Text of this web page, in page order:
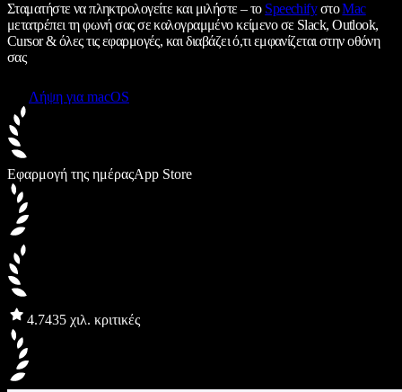
Σταματήστε να πληκτρολογείτε και μιλήστε – το SpeechifyστοMac
μετατρέπει τη φωνή σας σε καλογραμμένο κείμενο σε Slack, Outlook,
Cursor & όλες τις εφαρμογές, και διαβάζει ό,τι εμφανίζεται στην οθόνη
σας
Λήψη για macOS
Εφαρμογή της ημέραςApp Store
4.7435 χιλ. κριτικές